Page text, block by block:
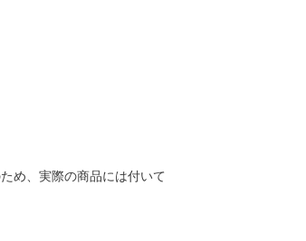
め、実際の商品には付いて